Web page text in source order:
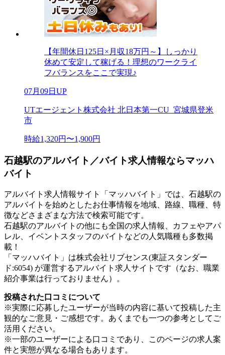
【年間休日125日×月収18万円～】しっかり
休めて安定して稼げる！理想のワークライ
フバランスをここで実現♪
07月09日UP
UTエージェント株式会社 北日本第一CU_宮城県登米
市
時給1,320円〜1,900円
石越駅のアルバイト／バイト求人情報ならマッハ
バイト
アルバイト求人情報サイト「マッハバイト」では、石越駅の
アルバイトを始めとしたお仕事情報を地域、路線、職種、特
徴などさまざまな方法で検索可能です。
石越駅のアルバイトの他にも全国の求人情報、カフェやアパ
レル、イベントスタッフのバイトなどの人気職種も多数掲
載！
「マッハバイト」は株式会社リブセンス(東証スタンダー
ド:6054) が運営するアルバイト求人サイトです（なお、職業
紹介事業は行っておりません）。
投稿された口コミについて
※実際に応募したユーザーが当時の内容に基いて投稿した主
観的なご意見・ご感想です。あくまでも一つの参考としてご
活用ください。
※一部のユーザーによる口コミであり、このページの求人案
件と実態が異なる場合もあります。